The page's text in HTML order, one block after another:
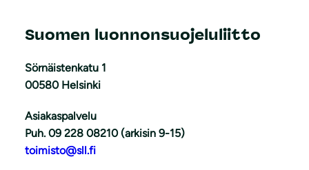
Suomen luonnonsuojeluliitto
Sörnäistenkatu 1
00580 Helsinki
Asiakaspalvelu
Puh. 09 228 08210 (arkisin 9-15)
toimisto@sll.fi